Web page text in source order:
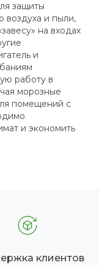
защиты
воздуха и пыли,
на входах
и
работу в
морозные
помещений с
и экономить
клиентов